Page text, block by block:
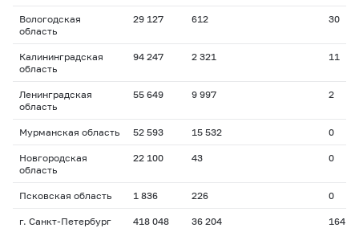
Вологодская
область
29 127 612 30
Калининградская
область
94 247 2 321 11
Ленинградская
область
55 649 9 997 2
Мурманская область 52 593 15 532 0
Новгородская
область
22 100 43 0
Псковская область 1 836 226 0
г. Санкт-Петербург 418 048 36 204 164